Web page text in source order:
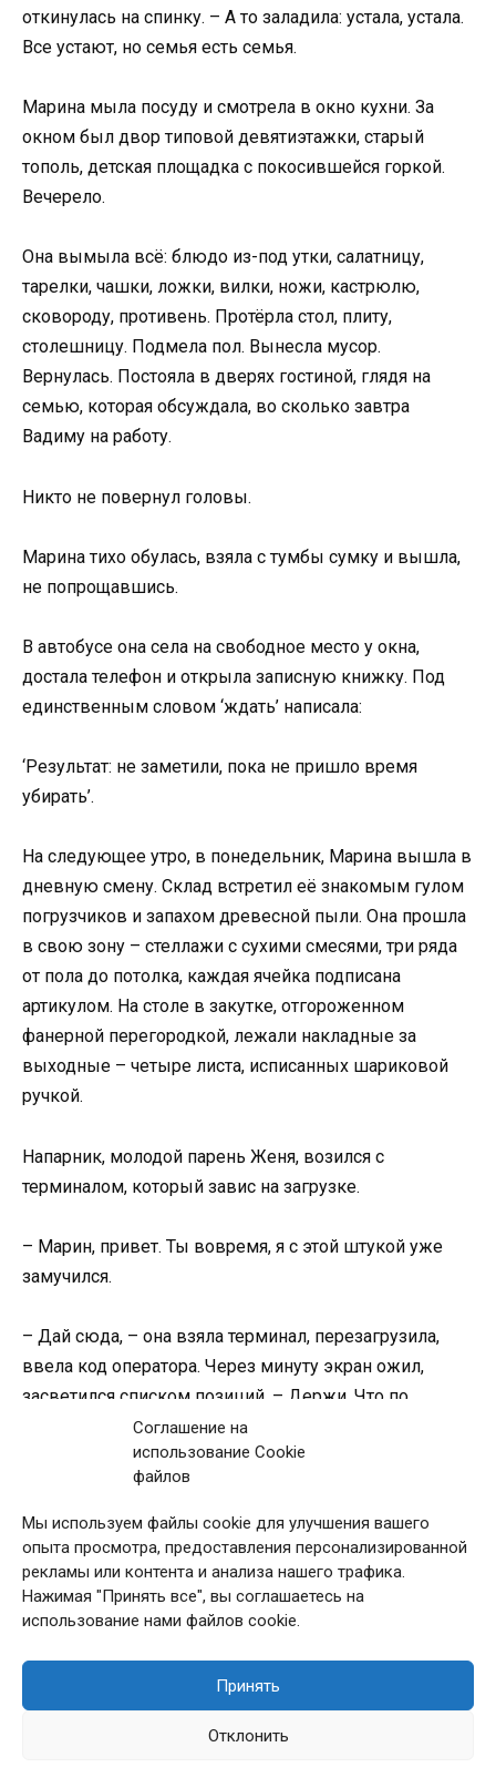
Соглашение на
использование Cookie
файлов
Мы используем файлы cookie для улучшения вашего
опыта просмотра, предоставления персонализированной
рекламы или контента и анализа нашего трафика.
Нажимая "Принять все", вы соглашаетесь на
использование нами файлов cookie.
Принять
Отклонить
откинулась на спинку. – А то заладила: устала, устала.
Все устают, но семья есть семья.
Марина мыла посуду и смотрела в окно кухни. За
окном был двор типовой девятиэтажки, старый
тополь, детская площадка с покосившейся горкой.
Вечерело.
Она вымыла всё: блюдо из-под утки, салатницу,
тарелки, чашки, ложки, вилки, ножи, кастрюлю,
сковороду, противень. Протёрла стол, плиту,
столешницу. Подмела пол. Вынесла мусор.
Вернулась. Постояла в дверях гостиной, глядя на
семью, которая обсуждала, во сколько завтра
Вадиму на работу.
Никто не повернул головы.
Марина тихо обулась, взяла с тумбы сумку и вышла,
не попрощавшись.
В автобусе она села на свободное место у окна,
достала телефон и открыла записную книжку. Под
единственным словом ‘ждать’ написала:
‘Результат: не заметили, пока не пришло время
убирать’.
На следующее утро, в понедельник, Марина вышла в
дневную смену. Склад встретил её знакомым гулом
погрузчиков и запахом древесной пыли. Она прошла
в свою зону – стеллажи с сухими смесями, три ряда
от пола до потолка, каждая ячейка подписана
артикулом. На столе в закутке, отгороженном
фанерной перегородкой, лежали накладные за
выходные – четыре листа, исписанных шариковой
ручкой.
Напарник, молодой парень Женя, возился с
терминалом, который завис на загрузке.
– Марин, привет. Ты вовремя, я с этой штукой уже
замучился.
– Дай сюда, – она взяла терминал, перезагрузила,
ввела код оператора. Через минуту экран ожил,
засветился списком позиций. – Держи. Что по
– Три машины до обеда. Цемент, штукатурка,
плиточный клей. Водители уже на рампе.
Марина кивнула, взяла накладные и пошла
проверять готовность поддонов. Работа пошла
своим чередом – размеренно, предсказуемо,
понятно. Товар стоял на своих местах. Номера партий
совпадали с документами. Сроки годности в норме.